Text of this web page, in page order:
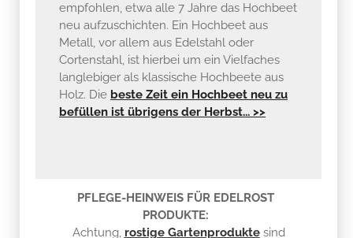
empfohlen, etwa alle 7 Jahre das Hochbeet
neu aufzuschichten. Ein Hochbeet aus
Metall, vor allem aus Edelstahl oder
Cortenstahl, ist hierbei um ein Vielfaches
langlebiger als klassische Hochbeete aus
Holz. Die beste Zeit ein Hochbeet neu zu
befüllen ist übrigens der Herbst... >>
PFLEGE-HEINWEIS FÜR EDELROST
PRODUKTE:
Achtung, rostige Gartenproduktesind